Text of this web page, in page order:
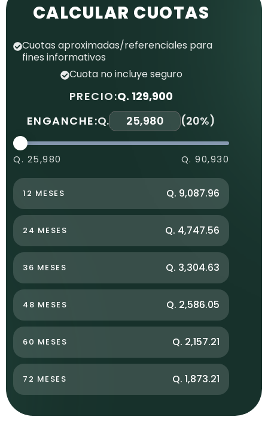
CALCULAR CUOTAS
Cuotas aproximadas/referenciales para
fines informativos
Cuota no incluye seguro
PRECIO:Q. 129,900
ENGANCHE:Q. (20%)
Q. 25,980 Q. 90,930
12 MESES Q. 9,087.96
24 MESES Q. 4,747.56
36 MESES Q. 3,304.63
48 MESES Q. 2,586.05
60 MESES Q. 2,157.21
72 MESES Q. 1,873.21